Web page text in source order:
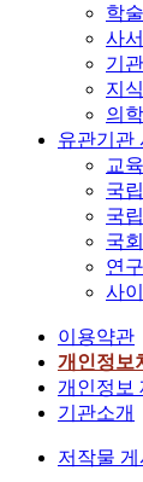
학
사
기
지
의
유관기관
교
국
국
국
연
사
이용약관
개인정보
개인정보
기관소개
저작물